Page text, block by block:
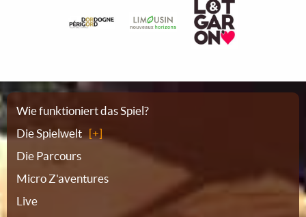
Sitemap
Wie funktioniert das Spiel?
Die Spielwelt
Die Parcours
Micro Z'aventures
Live